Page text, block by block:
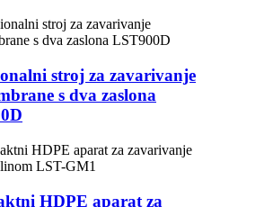
stroj za zavarivanje
s dva zaslona
HDPE aparat za